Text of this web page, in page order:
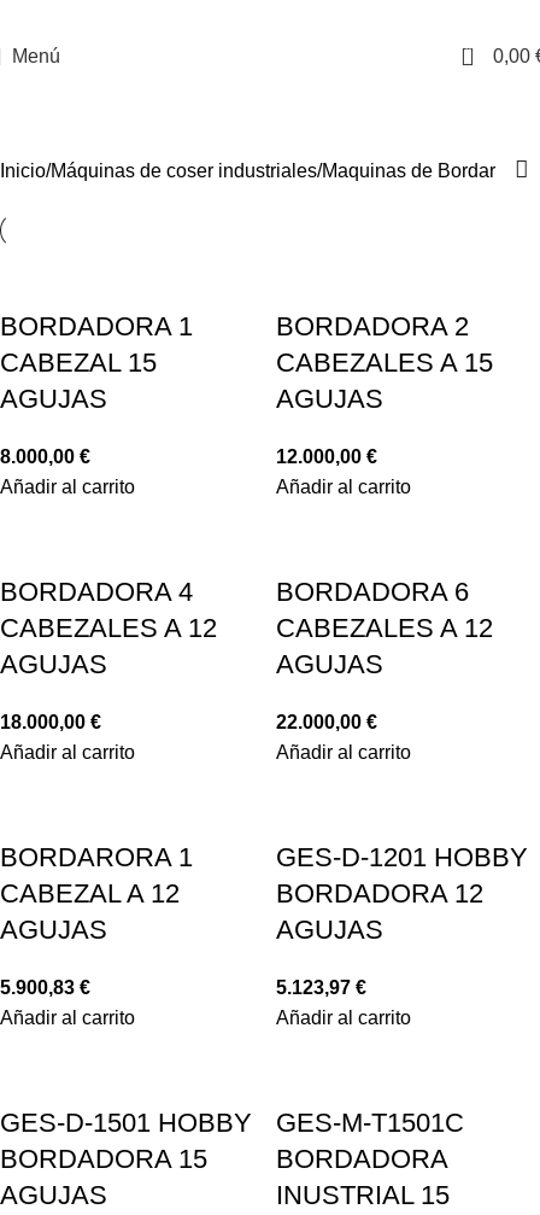
Menú 0 0,00
Inicio Máquinas de coser industriales Maquinas de Bordar
BORDADORA 1
CABEZAL 15
AGUJAS
8.000,00 €
Añadir al carrito
BORDADORA 2
CABEZALES A 15
AGUJAS
12.000,00 €
Añadir al carrito
BORDADORA 4
CABEZALES A 12
AGUJAS
18.000,00 €
Añadir al carrito
BORDADORA 6
CABEZALES A 12
AGUJAS
22.000,00 €
Añadir al carrito
BORDARORA 1
CABEZAL A 12
AGUJAS
5.900,83 €
Añadir al carrito
GES-D-1201 HOBBY
BORDADORA 12
AGUJAS
5.123,97 €
Añadir al carrito
GES-D-1501 HOBBY
BORDADORA 15
AGUJAS
GES-M-T1501C
BORDADORA
INUSTRIAL 15